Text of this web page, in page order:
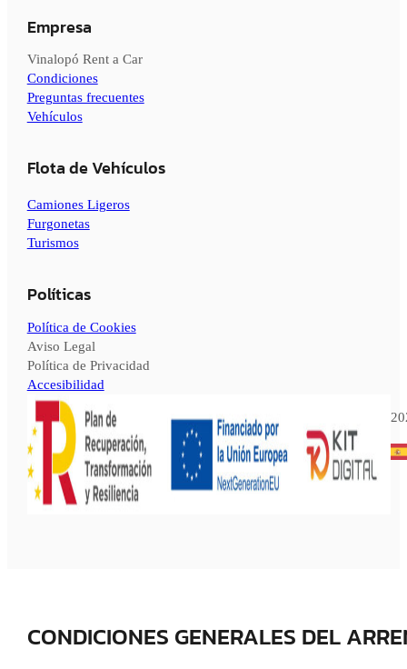
Empresa
Vinalopó Rent a Car
Condiciones
Preguntas frecuentes
Vehículos
Flota de Vehículos
Camiones Ligeros
Furgonetas
Turismos
Políticas
Política de Cookies
Aviso Legal
Política de Privacidad
Accesibilidad
CONDICIONES GENERALES DEL